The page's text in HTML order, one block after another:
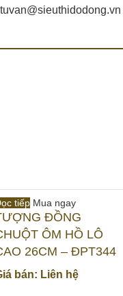
tuvan@sieuthidodong.vn
tiếp Mua ngay
ĐỒNG
ÔM HỒ LÔ
26CM – ĐPT344
bán: Liên hệ